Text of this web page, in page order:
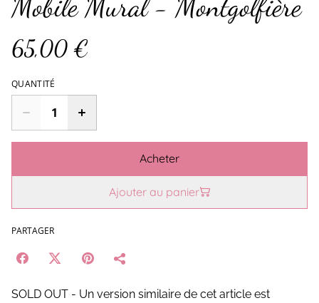
65,00 €
QUANTITÉ
Acheter
Ajouter au panier
PARTAGER
SOLD OUT - Un version similaire de cet article est